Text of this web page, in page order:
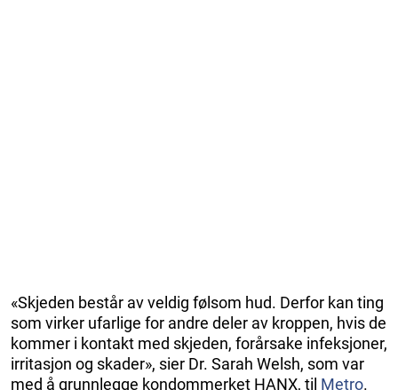
«Skjeden består av veldig følsom hud. Derfor kan ting
som virker ufarlige for andre deler av kroppen, hvis de
kommer i kontakt med skjeden, forårsake infeksjoner,
irritasjon og skader», sier Dr. Sarah Welsh, som var
med å grunnlegge kondommerket HANX, til Metro.